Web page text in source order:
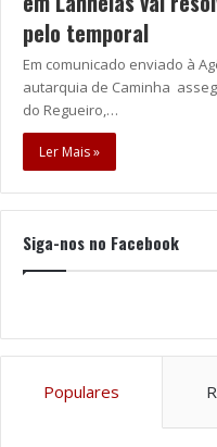
pelo temporal
Em comunicado enviado à
autarquia de Caminha
do Regueiro,…
Ler Mais »
Siga-nos no Facebook
Populares